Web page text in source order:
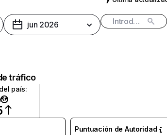
jun 2026
tráfico
país:
Puntuación de Autoridad